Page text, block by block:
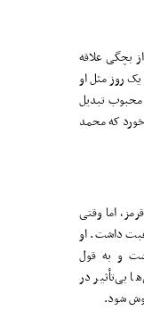
بچگی علاقه
روز مثل او
محبوب تبدیل
که محمد
اما وقتی
داشت. او
و به قول
بی‌تأثیر در
شود.